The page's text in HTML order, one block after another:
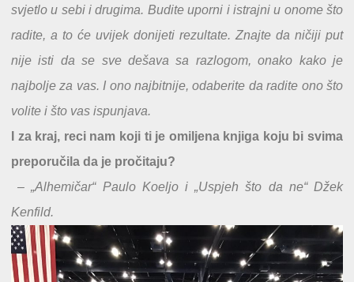
svjetlo u sebi i drugima. Budite uporni i istrajni u onome što
radite, a to će uvijek donijeti rezultate. Znajte da ničiji put
nije isti da se sve dešava sa razlogom, onako kako je
najbolje za vas. I ono najbitnije, odaberite da radite ono što
volite i što vas ispunjava.
I za kraj, reci nam koji ti je omiljena knjiga koju bi svima
preporučila da je pročitaju?
– „Alhemičar“ Paulo Koeljo i „Uspjeh što da ne“ Džek
Kenfild.